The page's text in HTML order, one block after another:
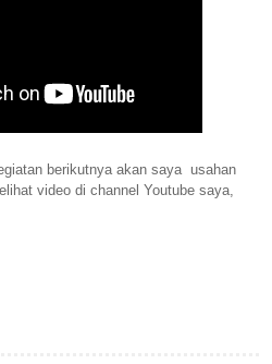
berikutnya akan saya usahan
video di channel Youtube saya,